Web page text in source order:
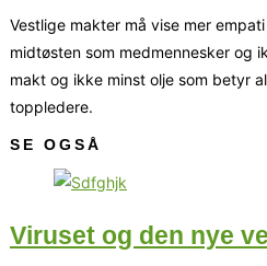
Vestlige makter må vise mer
midtøsten som medmennesker og
makt og ikke minst olje som betyr
toppledere.
SE OGSÅ
Viruset og den nye